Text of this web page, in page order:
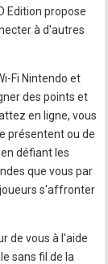
Edition propose
à d'autres
Fi Nintendo et
des points et
en ligne, vous
présentent ou de
défiant les
que vous par
s'affronter
de vous à l'aide
sans fil de la